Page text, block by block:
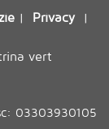
| Privacy|
vert
03303930105